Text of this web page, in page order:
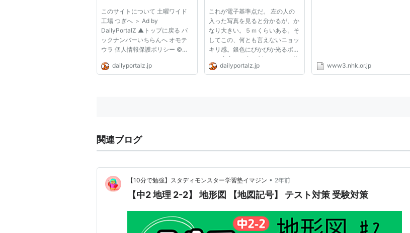
このサイトについて 土曜ワイド
工場 つぎへ ＞ Ad by
DailyPortalZ ▲トップに戻る バ
ックナンバーいちらんへ オモテ
ウラ 個人情報保護ポリシー ©
Reserved.
dailyportalz.jp
これが電子基準点だ。 左の人の
入った写真を見ると分かるが、か
なり大きい。５ｍくらいある。そ
してこの、何とも言えないニョッ
キリ感。銀色にぴかぴか光るボデ
ィは宇宙から突き刺さってきた物
体のようでもあるし、まるまっこ
dailyportalz.jp www3.nhk.or.jp
関連ブログ
【10分で勉強】スタディモンスター学習塾イマジン • 2年前
【中2 地理 2-2】 地形図 【地図記号】 テスト対策 受験対策